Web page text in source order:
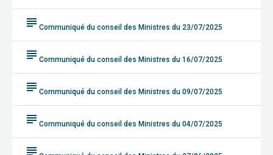
subject Communiqué du conseil des Ministres du 23/07/2025
subject Communiqué du conseil des Ministres du 16/07/2025
subject Communiqué du conseil des Ministres du 09/07/2025
subject Communiqué du conseil des Ministres du 04/07/2025
subject